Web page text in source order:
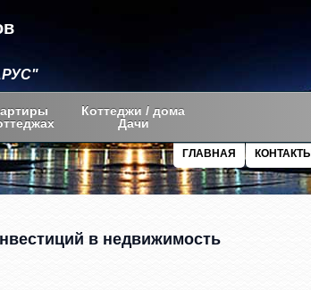
Коттеджи / дома
Дачи
КОНТАКТЫ
ГЛАВНАЯ
в недвижимость